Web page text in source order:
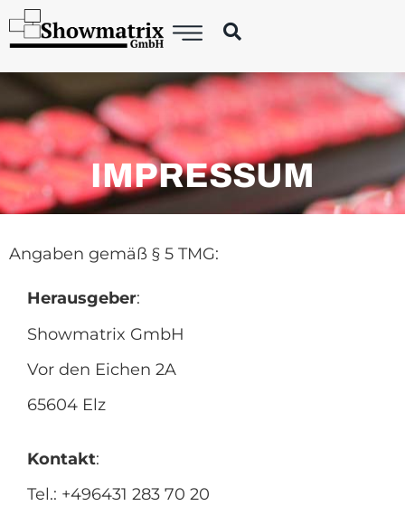
IMPRESSUM
Angaben gemäß § 5 TMG:
Kontakt:
Tel.: +496431 283 70 20
Herausgeber:
Showmatrix GmbH
Vor den Eichen 2A
65604 Elz